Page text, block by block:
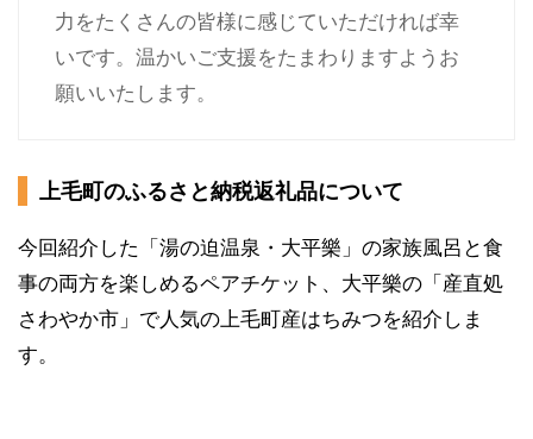
力をたくさんの皆様に感じていただければ幸
いです。温かいご支援をたまわりますようお
願いいたします。
上毛町のふるさと納税返礼品について
今回紹介した「湯の迫温泉・大平樂」の家族風呂と食
事の両方を楽しめるペアチケット、大平樂の「産直処
さわやか市」で人気の上毛町産はちみつを紹介しま
す。